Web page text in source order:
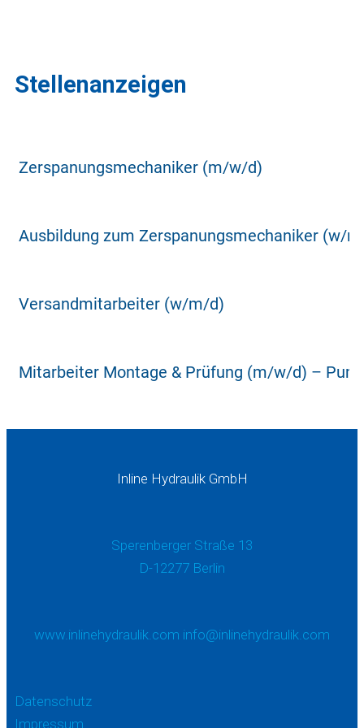
Stellenanzeigen
Inline Hydraulik GmbH
Sperenberger Straße 13
D-12277 Berlin
www.inlinehydraulik.com info@inlinehydraulik.com
Datenschutz
Impressum